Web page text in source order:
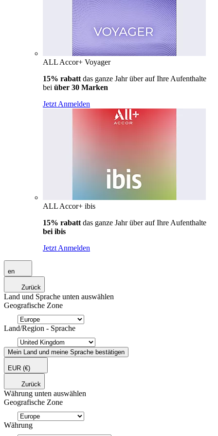
ALL Accor+ Voyager
15% rabatt das ganze Jahr über auf Ihre Aufenthalte
bei über 30 Marken
Jetzt Anmelden
ALL Accor+ ibis
15% rabatt das ganze Jahr über auf Ihre Aufenthalte
bei ibis
Jetzt Anmelden
en
Zurück
Land und Sprache unten auswählen
Geografische Zone
Land/Region - Sprache
Mein Land und meine Sprache bestätigen
EUR (€)
Zurück
Währung unten auswählen
Geografische Zone
Währung